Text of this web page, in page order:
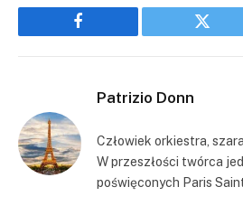
Facebook
Patrizio Donn
Człowiek orkiestra,
W przeszłości twórca
poświęconych Paris